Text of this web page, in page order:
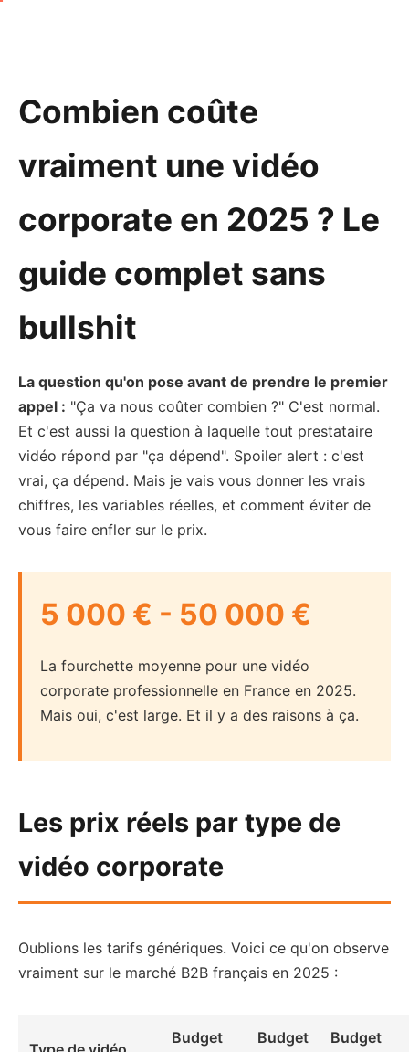
Combien coûte
vraiment une vidéo
corporate en 2025 ? Le
guide complet sans
bullshit
La question qu'on pose avant de prendre le premier
appel : "Ça va nous coûter combien ?" C'est normal.
Et c'est aussi la question à laquelle tout prestataire
vidéo répond par "ça dépend". Spoiler alert : c'est
vrai, ça dépend. Mais je vais vous donner les vrais
chiffres, les variables réelles, et comment éviter de
vous faire enfler sur le prix.
5 000 € - 50 000 €
La fourchette moyenne pour une vidéo
corporate professionnelle en France en 2025.
Mais oui, c'est large. Et il y a des raisons à ça.
Les prix réels par type de
vidéo corporate
Oublions les tarifs génériques. Voici ce qu'on observe
vraiment sur le marché B2B français en 2025 :
Budget
Budget
Budget